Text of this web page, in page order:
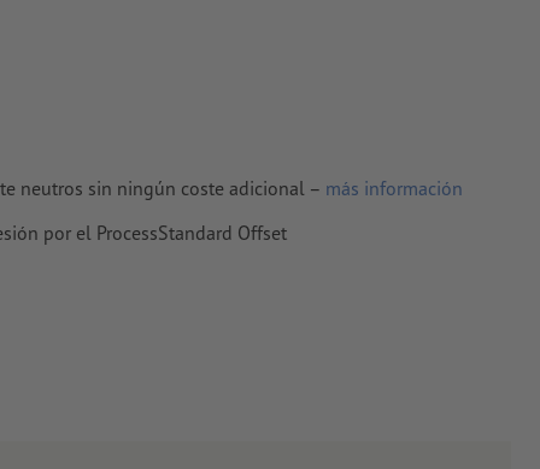
neutros sin ningún coste adicional – más información
por el ProcessStandard Offset